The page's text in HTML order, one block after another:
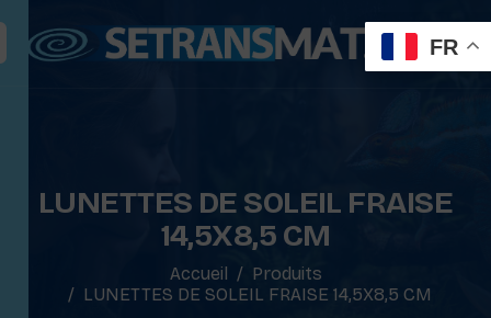
LUNETTES DE SOLEIL FRAISE
14,5X8,5 CM
Accueil
Produits
LUNETTES DE SOLEIL FRAISE 14,5X8,5 CM
FR